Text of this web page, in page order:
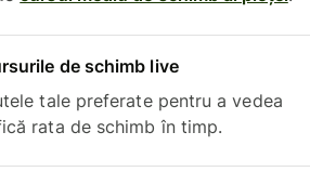
de schimb live
tale preferate pentru a vedea
rata de schimb în timp.